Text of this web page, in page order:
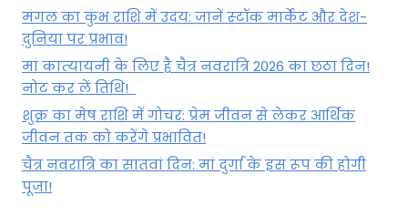
मंगल का कुंभ राशि में उदय: जानें स्‍टॉक मार्केट और देश-
दुनिया पर प्रभाव!
मां कात्‍यायनी के लिए है चैत्र नवरात्रि 2026 का छठा दिन!
नोट कर लें तिथि!
शुक्र का मेष राशि में गोचर: प्रेम जीवन से लेकर आर्थिक
जीवन तक को करेंगे प्रभावित!
चैत्र नवरात्रि का सातवां दिन: मां दुर्गा के इस रूप की होगी
पूजा!